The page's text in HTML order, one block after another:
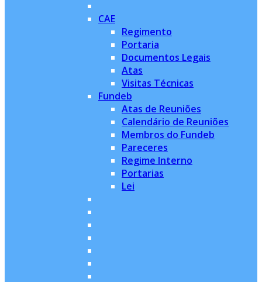
CAE
Regimento
Portaria
Documentos Legais
Atas
Visitas Técnicas
Fundeb
Atas de Reuniões
Calendário de Reuniões
Membros do Fundeb
Pareceres
Regime Interno
Portarias
Lei